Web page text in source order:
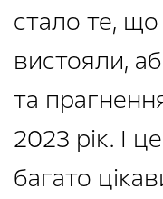
стало те,
вистояли,
та
2023 рік. І
багато